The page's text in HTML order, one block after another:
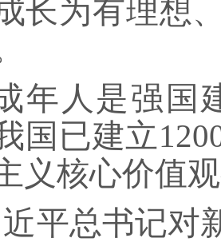
长为有理想
年人是强国
国已建立
义核心价值
近平总书记对